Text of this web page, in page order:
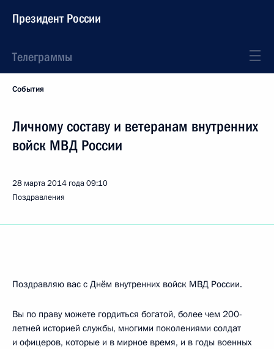
Президент России
Телеграммы
События
Личному составу и ветеранам внутренних
войск МВД России
28 марта 2014 года09:10
Поздравления
Поздравляю вас с Днём внутренних войск МВД России.
Вы по праву можете гордиться богатой, более чем 200-
летней историей службы, многими поколениями солдат
и офицеров, которые и в мирное время, и в годы военных